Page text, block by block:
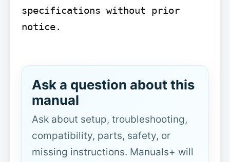
specifications without prior
notice.
Ask a question about this
manual
Ask about setup, troubleshooting,
compatibility, parts, safety, or
missing instructions. Manuals+ will